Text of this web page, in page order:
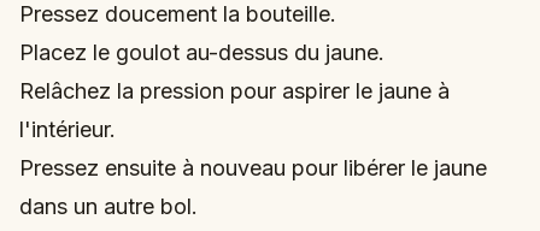
Pressez doucement la bouteille.
Placez le goulot au-dessus du jaune.
Relâchez la pression pour aspirer le jaune à
l'intérieur.
Pressez ensuite à nouveau pour libérer le jaune
dans un autre bol.